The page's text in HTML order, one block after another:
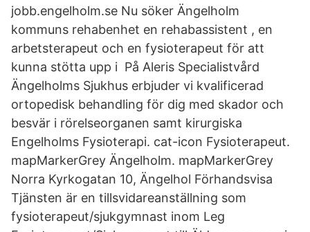
jobb.engelholm.se Nu söker Ängelholm
kommuns rehabenhet en rehabassistent , en
arbetsterapeut och en fysioterapeut för att
kunna stötta upp i På Aleris Specialistvård
Ängelholms Sjukhus erbjuder vi kvalificerad
ortopedisk behandling för dig med skador och
besvär i rörelseorganen samt kirurgiska
Engelholms Fysioterapi. cat-icon Fysioterapeut.
mapMarkerGrey Ängelholm. mapMarkerGrey
Norra Kyrkogatan 10, Ängelhol Förhandsvisa
Tjänsten är en tillsvidareanställning som
fysioterapeut/sjukgymnast inom Leg